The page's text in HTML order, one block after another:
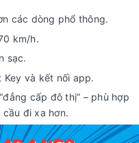
các dòng phổ thông.
km/h.
sạc.
Key và kết nối app.
cấp đô thị” – phù hợp
đi xa hơn.